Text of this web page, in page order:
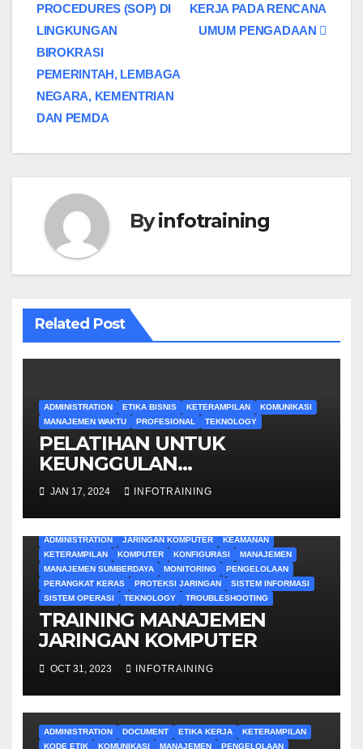
KERJA PADA RENCANA
UMUM PENGADAAN
PROCEDURES (SOP) DI
LINGKUNGAN
BIROKRASI
PEMERINTAH, LEMBAGA
NEGARA, KEMENTRIAN
DAN PEMDA
Byinfotraining
Related Post
ADMINISTRATION ETIKA BISNIS KETERAMPILAN
KOMUNIKASI
MANAJEMEN WAKTU
PROFESIONAL TEKNOLOGY
PELATIHAN UNTUK
KEUNGGULAN
ADMINISTRATIF
JAN 17, 2024 INFOTRAINING
ADMINISTRATION JARINGAN KOMPUTER
KEAMANAN
KETERAMPILAN
KOMPUTER KONFIGURASI
MANAJEMEN
MANAJEMEN SUMBERDAYA
MONITORING
PENGELOLAAN
PERANGKAT KERAS
PROTEKSI JARINGAN
SISTEM INFORMASI
SISTEM OPERASI
TEKNOLOGY TROUBLESHOOTING
TRAINING MANAJEMEN
JARINGAN KOMPUTER
OCT 31, 2023 INFOTRAINING
ADMINISTRATION DOCUMENT ETIKA KERJA
KETERAMPILAN
KODE ETIK
KOMUNIKASI MANAJEMEN PENGELOLAAN